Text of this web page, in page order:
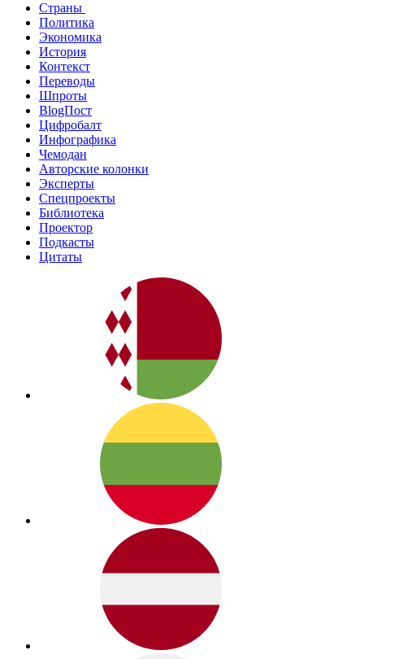
Страны
Политика
Экономика
История
Контекст
Переводы
Шпроты
BlogПост
Цифробалт
Инфографика
Чемодан
Авторские колонки
Эксперты
Спецпроекты
Библиотека
Проектор
Подкасты
Цитаты